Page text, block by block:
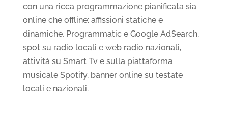
con una ricca programmazione pianificata sia
online che offline: affissioni statiche e
dinamiche, Programmatic e Google AdSearch,
spot su radio locali e web radio nazionali,
attività su Smart Tv e sulla piattaforma
musicale Spotify, banner online su testate
locali e nazionali.